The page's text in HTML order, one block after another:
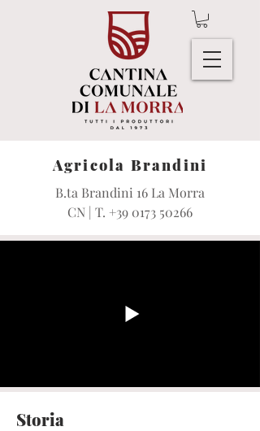
Agricola Brandini
B.ta Brandini 16 La Morra
CN | T. +39 0173 50266
Storia